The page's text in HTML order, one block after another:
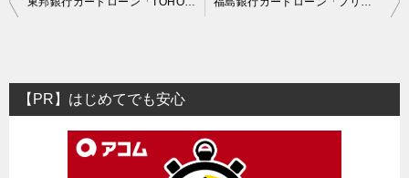
ビ
ゲ
【PR】はじめてでも安心